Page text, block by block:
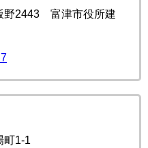
野2443 富津市役所建
1-1